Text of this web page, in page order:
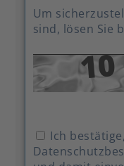
Um
sind, lösen Sie